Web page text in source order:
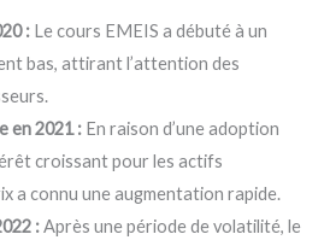
: Le cours EMEIS a débuté à un
bas, attirant l’attention des
en 2021 : En raison d’une adoption
croissant pour les actifs
a connu une augmentation rapide.
:Après une période de volatilité, le